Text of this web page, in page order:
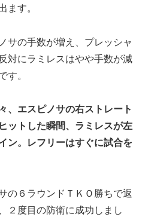
ます。
サの手数が増え、プレッシャ
対にラミレスはやや手数が減
す。
、エスピノサの右ストレート
ットした瞬間、ラミレスが左
ン。レフリーはすぐに試合を
の６ラウンドＴＫＯ勝ちで返
２度目の防衛に成功しまし